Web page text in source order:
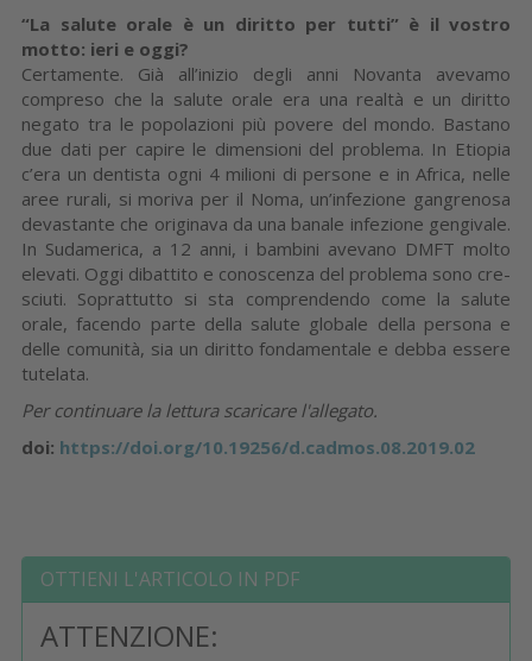
“La salute orale è un diritto per tutti” è il vostro
motto: ieri e oggi?
Certamente. Già all’inizio degli anni No­vanta avevamo
compreso che la salute orale era una realtà e un diritto
negato tra le popolazioni più povere del mondo. Ba­stano
due dati per capire le dimensioni del problema. In Etiopia
c’era un dentista ogni 4 milioni di persone e in Africa, nelle
aree rurali, si moriva per il Noma, un’infe­zione gangrenosa
devastante che origi­nava da una banale infezione gengivale.
In Sudamerica, a 12 anni, i bambini ave­vano DMFT molto
elevati. Oggi dibattito e conoscenza del problema sono cre­
sciuti. Soprattutto si sta comprendendo come la salute
orale, facendo parte della salute globale della persona e
delle co­munità, sia un diritto fondamentale e debba essere
tutelata.
Per continuare la lettura scaricare l'allegato.
doi: https://doi.org/10.19256/d.cadmos.08.2019.02
OTTIENI L'ARTICOLO IN PDF
ATTENZIONE: